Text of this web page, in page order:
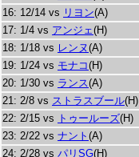
16: 12/14 vs リヨン(A)
17: 1/4 vs アンジェ(H)
18: 1/18 vs レンヌ(A)
19: 1/24 vs モナコ(H)
20: 1/30 vs ランス(A)
21: 2/8 vs ストラスブール(H)
22: 2/15 vs トゥールーズ(H)
23: 2/22 vs ナント (A)
24: 2/28 vs パリSG(H)